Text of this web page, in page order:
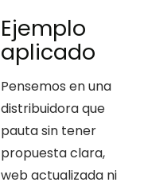
Ejemplo
aplicado
Pensemos en una
distribuidora que
pauta sin tener
propuesta clara,
web actualizada ni